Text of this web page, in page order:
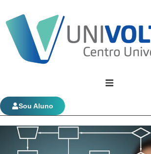
Univoltaire
Graduação
Sou Aluno